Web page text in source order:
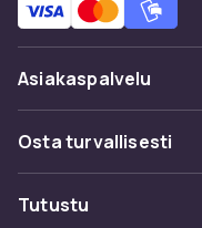
löydät sen täältä.
iPhone 12
MagSafe-kuoret
miniin ja
Valitse ohuen
Asiakaspalvelu
Usein kysyttyä (UKK)
Seuraa pakettia
Osta turvallisesti
Maksuvaihtoehdot
Tutustu